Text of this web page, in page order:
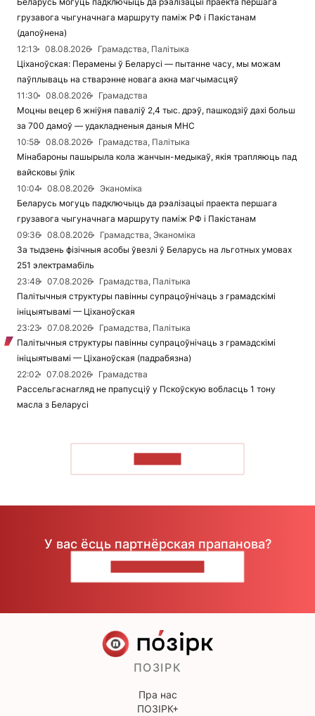
грузавога чыгуначнага маршруту паміж РФ і Пакістанам
(дапоўнена)
12:13
08.08.2026
Грамадства, Палітыка
Ціханоўская: Перамены ў Беларусі — пытанне часу, мы можам
паўплываць на стварэнне новага акна магчымасцяў
11:30
08.08.2026
Грамадства
Моцны вецер 6 жніўня паваліў 2,4 тыс. дрэў, пашкодзіў дахі больш
за 700 дамоў — удакладненыя даныя МНС
10:58
08.08.2026
Грамадства, Палітыка
Мінабароны пашырыла кола жанчын-медыкаў, якія трапляюць пад
вайсковы ўлік
10:04
08.08.2026
Эканоміка
Беларусь могуць падключыць да рэалізацыі праекта першага
грузавога чыгуначнага маршруту паміж РФ і Пакістанам
09:36
08.08.2026
Грамадства, Эканоміка
За тыдзень фізічныя асобы ўвезлі ў Беларусь на льготных умовах
251 электрамабіль
23:48
07.08.2026
Грамадства, Палітыка
Палітычныя структуры павінны супрацоўнічаць з грамадскімі
ініцыятывамі — Ціханоўская
23:23
07.08.2026
Грамадства, Палітыка
Палітычныя структуры павінны супрацоўнічаць з грамадскімі
ініцыятывамі — Ціханоўская (падрабязна)
22:02
07.08.2026
Грамадства
Рассельгаснагляд не прапусціў у Пскоўскую вобласць 1 тону
масла з Беларусі
У вас ёсць партнёрская прапанова?
ПОЗІРК
Пра нас
ПОЗІРК+